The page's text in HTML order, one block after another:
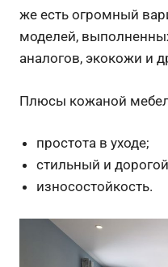
же есть огромный
моделей,
аналогов, экокожи и
Плюсы кожаной
простота в уходе;
стильный и
износостойкость.